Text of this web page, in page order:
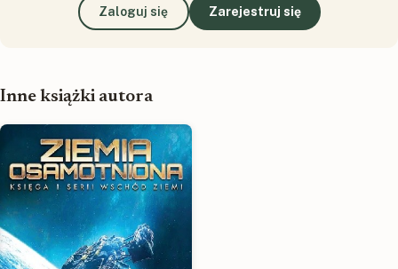
Zaloguj się Zarejestruj się
Inne książki autora